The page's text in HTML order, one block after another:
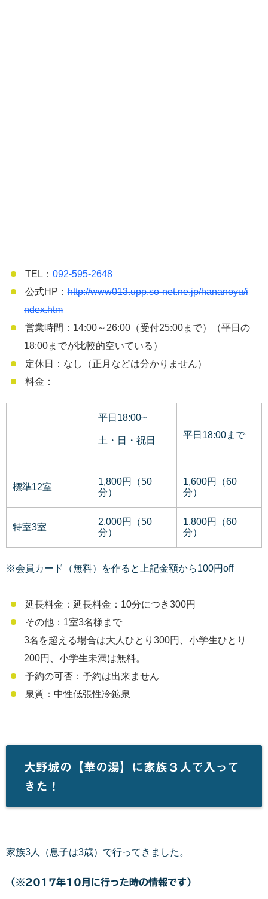
TEL： 092-595-2648
公式HP：http://www013.upp.so-net.ne.jp/hananoyu/i
ndex.htm
営業時間：14:00～26:00（受付25:00まで）（平日の
18:00までが比較的空いている）
定休日：なし（正月などは分かりません）
料金：
平日18:00~
土・日・祝日
平日18:00まで
標準12室
1,800円（50
分）
1,600円（60
分）
特室3室
2,000円（50
分）
1,800円（60
分）
※会員カード（無料）を作ると上記金額から100円off
延長料金：延長料金：10分につき300円
その他：1室3名様まで
3名を超える場合は大人ひとり300円、小学生ひとり
200円、小学生未満は無料。
予約の可否：予約は出来ません
泉質：中性低張性冷鉱泉
大野城の【華の湯】に家族３人で入って
きた！
家族3人（息子は3歳）で行ってきました。
（※2017年10月に行った時の情報です）